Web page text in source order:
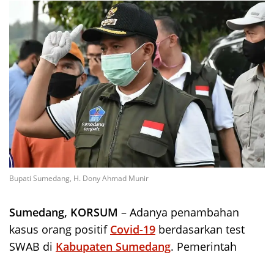
Bupati Sumedang, H. Dony Ahmad Munir
Sumedang, KORSUM – Adanya penambahan
kasus orang positif Covid-19 berdasarkan test
SWAB di Kabupaten Sumedang. Pemerintah